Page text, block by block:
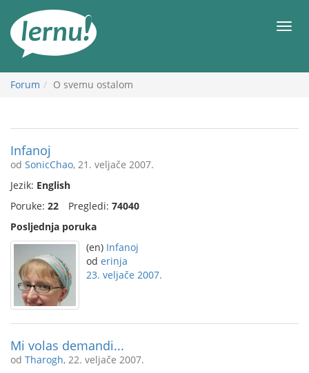
Meni
Forum O svemu ostalom
Infanoj
od SonicChao, 21. veljače 2007.
Jezik: English
Poruke: 22 Pregledi: 74040
Posljednja poruka
(en) Infanoj
od erinja
23. veljače 2007.
Mi volas demandi...
od Tharogh, 22. veljače 2007.